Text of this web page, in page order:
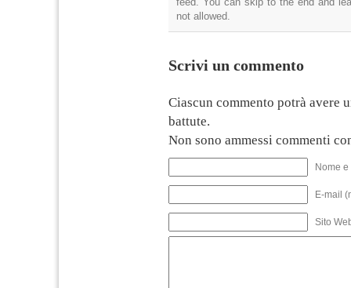
not allowed.
Scrivi un commento
Ciascun commento potrà avere
battute.
Non sono ammessi commenti
Nome
E-mail
Sito